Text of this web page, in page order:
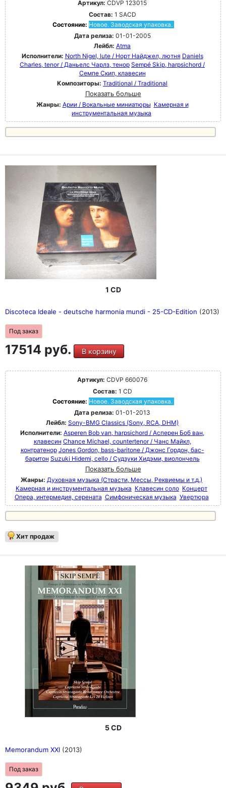
Артикул: CDVP 123015
Состав: 1 SACD
Состояние: Новое. Заводская упаковка.
Дата релиза: 01-01-2005
Лейбл: Atma
Исполнители: North Nigel, lute / Норт Найджел, лютня Daniels
Charles, tenor / Даньелс Чарлз, тенор Sempé Skip, harpsichord /
Семпе Скип, клавесин
Композиторы: Traditional / Traditional
Показать больше
Жанры: Арии / Вокальные миниатюры Камерная и
инструментальная музыка
1 CD
Discoteca Ideale - deutsche harmonia mundi - 25-CD-Edition (2013)
Под заказ
17514 руб. В корзину
Артикул: CDVP 660076
Состав: 1 CD
Состояние: Новое. Заводская упаковка.
Дата релиза: 01-01-2013
Лейбл: Sony-BMG Classics (Sony, RCA, DHM)
Исполнители: Asperen Bob van, harpsichord / Асперен Боб ван,
клавесин Chance Michael, countertenor / Чанс Майкл,
контратенор Jones Gordon, bass-baritone / Джонс Гордон, бас-
баритон Suzuki Hidemi, cello / Судзуки Хидэми, виолончель
Показать больше
Жанры: Духовная музыка (Страсти, Мессы, Реквиемы и т.д.)
Камерная и инструментальная музыка Клавесин соло Концерт
Опера, интермедия, серената Симфоническая музыка Увертюра
Хит продаж
5 CD
Memorandum XXI (2013)
Под заказ